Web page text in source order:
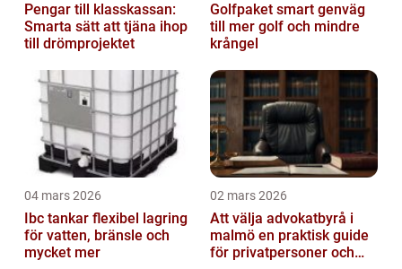
Pengar till klasskassan:
Smarta sätt att tjäna ihop
till drömprojektet
Golfpaket smart genväg
till mer golf och mindre
krångel
04 mars 2026
Ibc tankar flexibel lagring
för vatten, bränsle och
mycket mer
02 mars 2026
Att välja advokatbyrå i
malmö en praktisk guide
för privatpersoner och